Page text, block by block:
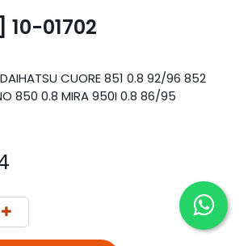
10-01702
CUORE 851 0.8 92/96 852
850 0.8 MIRA 950I 0.8 86/95